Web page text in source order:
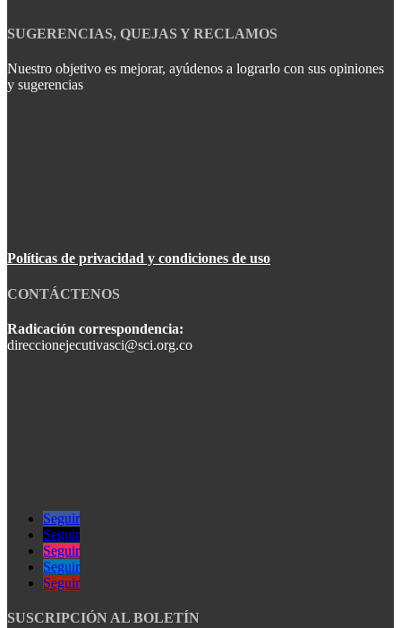
SUGERENCIAS, QUEJAS Y RECLAMOS
Nuestro objetivo es mejorar, ayúdenos a lograrlo con sus opiniones
y sugerencias
Políticas de privacidad y condiciones de uso
CONTÁCTENOS
Radicación correspondencia:
direccionejecutivasci@sci.org.co
Seguir
Seguir
Seguir
Seguir
Seguir
SUSCRIPCIÓN AL BOLETÍN